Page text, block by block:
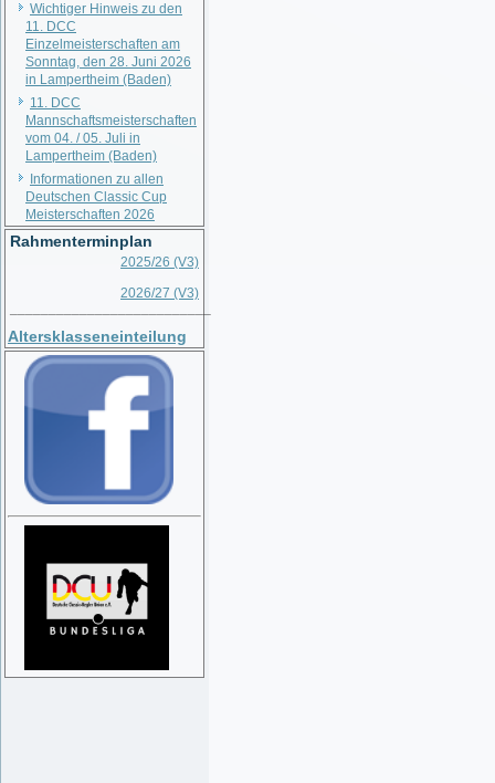
Wichtiger Hinweis zu den
11. DCC
Einzelmeisterschaften am
Sonntag, den 28. Juni 2026
in Lampertheim (Baden)
11. DCC
Mannschaftsmeisterschaften
vom 04. / 05. Juli in
Lampertheim (Baden)
Informationen zu allen
Deutschen Classic Cup
Meisterschaften 2026
Rahmenterminplan
2025/26 (V3)
2026/27 (V3)
Altersklasseneinteilung